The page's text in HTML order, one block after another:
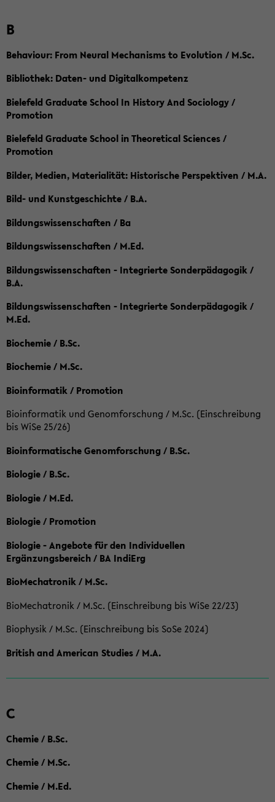
B
Behaviour: From Neural Mechanisms to Evolution / M.Sc.
Bibliothek: Daten- und Digitalkompetenz
Bielefeld Graduate School In History And Sociology /
Promotion
Bielefeld Graduate School in Theoretical Sciences /
Promotion
Bilder, Medien, Materialität: Historische Perspektiven / M.A.
Bild- und Kunstgeschichte / B.A.
Bildungswissenschaften / Ba
Bildungswissenschaften / M.Ed.
Bildungswissenschaften - Integrierte Sonderpädagogik /
B.A.
Bildungswissenschaften - Integrierte Sonderpädagogik /
M.Ed.
Biochemie / B.Sc.
Biochemie / M.Sc.
Bioinformatik / Promotion
Bioinformatik und Genomforschung / M.Sc. (Einschreibung
bis WiSe 25/26)
Bioinformatische Genomforschung / B.Sc.
Biologie / B.Sc.
Biologie / M.Ed.
Biologie / Promotion
Biologie - Angebote für den Individuellen
Ergänzungsbereich / BA IndiErg
BioMechatronik / M.Sc.
BioMechatronik / M.Sc. (Einschreibung bis WiSe 22/23)
Biophysik / M.Sc. (Einschreibung bis SoSe 2024)
British and American Studies / M.A.
C
Chemie / B.Sc.
Chemie / M.Sc.
Chemie / M.Ed.